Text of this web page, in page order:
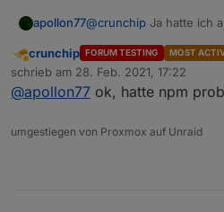
apollon77@crunchip Ja hatte ich
Abwesend
crunchip FORUM TESTING MOST
schrieb am 28. Feb. 2021, 17:22
zuletzt editiert von
@apollon77 ok, hatte npm
umgestiegen von Proxmox auf Unraid